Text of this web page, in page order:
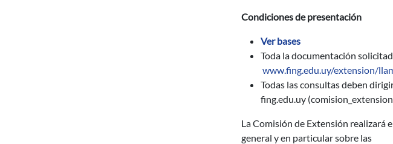
Condiciones de presentación
Ver bases
Toda la documentación
www.fing.edu.uy/extension/
Todas las consultas deben
fing.edu.uy
La Comisión de Extensión realizará
general y en particular sobre las